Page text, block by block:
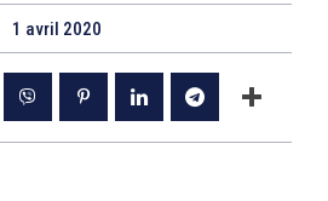
1 avril 2020